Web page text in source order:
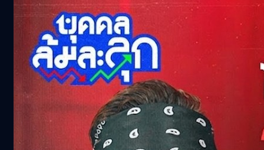
ไม่คุยจนวงพัง รอยช้ำที่ทิ้งไว้ในใจ ‘แด็กซ์ Rock
Rider’ | บุคคลล้มละลุก
375.2k views 5 months ago